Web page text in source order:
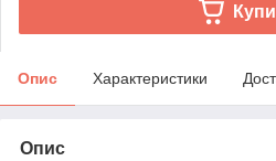
Опис Характеристики
Опис